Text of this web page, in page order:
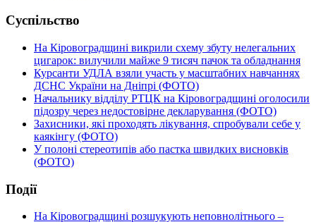
Суспільство
На Кіровоградщині викрили схему збуту нелегальних
цигарок: вилучили майже 9 тисяч пачок та обладнання
Курсанти УДЛА взяли участь у масштабних навчаннях
ДСНС України на Дніпрі (ФОТО)
Начальнику відділу РТЦК на Кіровоградщині оголосили
підозру через недостовірне декларування (ФОТО)
Захисники, які проходять лікування, спробували себе у
каякінгу (ФОТО)
У полоні стереотипів або пастка швидких висновків
(ФОТО)
Події
На Кіровоградщині розшукують неповнолітнього –